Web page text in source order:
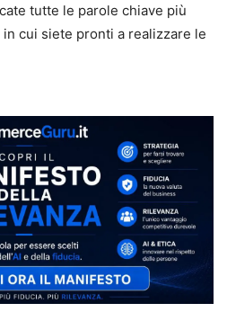
tutte le parole chiave più
cui siete pronti a realizzare le